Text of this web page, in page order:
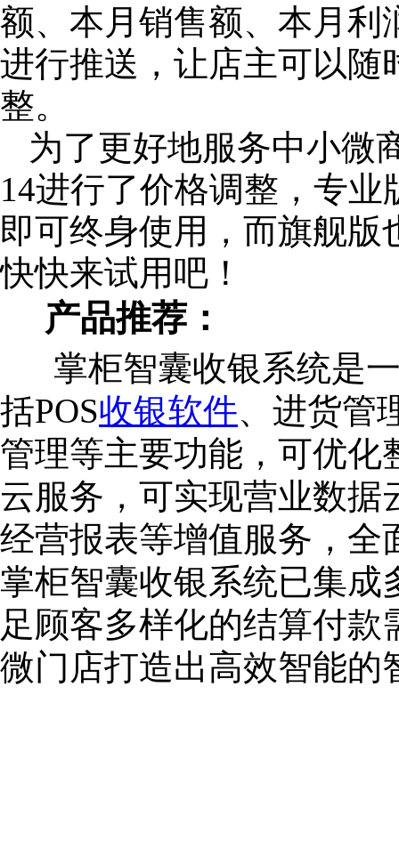
额、本月销售额、本月利
进行推送，让店主可以随
整。
为了更好地服务中小微
14进行了价格调整，专业
即可终身使用，而旗舰版
快快来试用吧！
产品推荐：
掌柜智囊收银系统是一
括POS收银软件、进货管
管理等主要功能，可优化
云服务，可实现营业数
经营报表等增值服务，全
掌柜智囊收银系统已集成
足顾客多样化的结算付
微门店打造出高效智能的